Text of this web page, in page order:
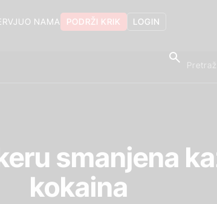
LOGIN
PODRŽI KRIK
O NAMA
smanjena
kokaina